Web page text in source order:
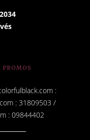
PROMOS
:
: 31809503 /
: 09844402